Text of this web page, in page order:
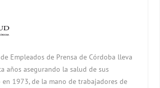
Empleados de Prensa de Córdoba lleva
años asegurando la salud de sus
en 1973, de la mano de trabajadores de